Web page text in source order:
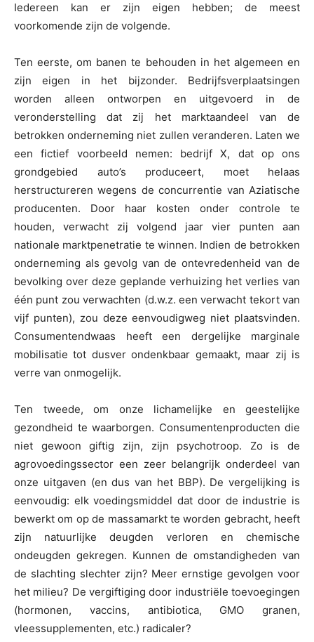
Iedereen kan er zijn eigen hebben; de meest
voorkomende zijn de volgende.
Ten eerste, om banen te behouden in het algemeen en
zijn eigen in het bijzonder. Bedrijfsverplaatsingen
worden alleen ontworpen en uitgevoerd in de
veronderstelling dat zij het marktaandeel van de
betrokken onderneming niet zullen veranderen. Laten we
een fictief voorbeeld nemen: bedrijf X, dat op ons
grondgebied auto’s produceert, moet helaas
herstructureren wegens de concurrentie van Aziatische
producenten. Door haar kosten onder controle te
houden, verwacht zij volgend jaar vier punten aan
nationale marktpenetratie te winnen. Indien de betrokken
onderneming als gevolg van de ontevredenheid van de
bevolking over deze geplande verhuizing het verlies van
één punt zou verwachten (d.w.z. een verwacht tekort van
vijf punten), zou deze eenvoudigweg niet plaatsvinden.
Consumentendwaas heeft een dergelijke marginale
mobilisatie tot dusver ondenkbaar gemaakt, maar zij is
verre van onmogelijk.
Ten tweede, om onze lichamelijke en geestelijke
gezondheid te waarborgen. Consumentenproducten die
niet gewoon giftig zijn, zijn psychotroop. Zo is de
agrovoedingssector een zeer belangrijk onderdeel van
onze uitgaven (en dus van het BBP). De vergelijking is
eenvoudig: elk voedingsmiddel dat door de industrie is
bewerkt om op de massamarkt te worden gebracht, heeft
zijn natuurlijke deugden verloren en chemische
ondeugden gekregen. Kunnen de omstandigheden van
de slachting slechter zijn? Meer ernstige gevolgen voor
het milieu? De vergiftiging door industriële toevoegingen
(hormonen, vaccins, antibiotica, GMO granen,
vleessupplementen, etc.) radicaler?